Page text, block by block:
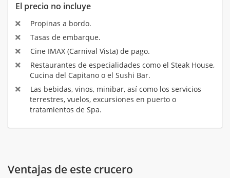
El precio no incluye
Propinas a bordo.
Tasas de embarque.
Cine IMAX (Carnival Vista) de pago.
Restaurantes de especialidades como el Steak House,
Cucina del Capitano o el Sushi Bar.
Las bebidas, vinos, minibar, así como los servicios
terrestres, vuelos, excursiones en puerto o
tratamientos de Spa.
Ventajas de este crucero